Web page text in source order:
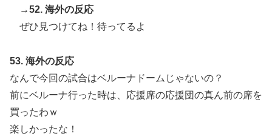
→52. 海外の反応
ぜひ見つけてね！待ってるよ
53. 海外の反応
なんで今回の試合はベルーナドームじゃないの？
前にベルーナ行った時は、応援席の応援団の真ん前の席を
買ったわｗ
楽しかったな！